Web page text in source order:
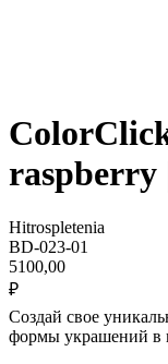
raspberry
Hitrospletenia
BD-023-01
5100,00
₽
Создай свое
формы украшений в